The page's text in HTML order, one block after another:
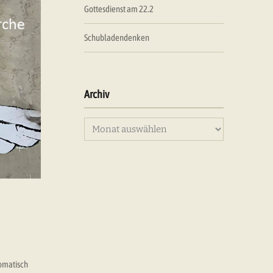
Gottesdienst am 22.2
Schubladendenken
Archiv
Archiv